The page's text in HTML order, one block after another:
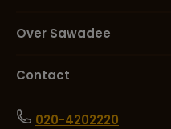
Over Sawadee
Contact
020-4202220